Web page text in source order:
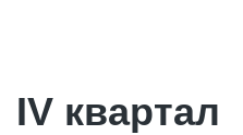
IV квартал